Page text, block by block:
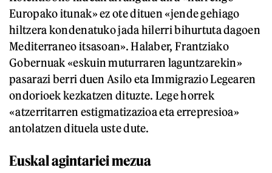
Europako itunak» ez ote dituen «jende gehiago
hiltzera kondenatuko jada hilerri bihurtuta dagoen
Mediterraneo itsasoan». Halaber, Frantziako
Gobernuak «eskuin muturraren laguntzarekin»
pasarazi berri duen Asilo eta Immigrazio Legearen
ondorioek kezkatzen dituzte. Lege horrek
«atzerritarren estigmatizazioa eta errepresioa»
antolatzen dituela uste dute.
Euskal agintariei mezua